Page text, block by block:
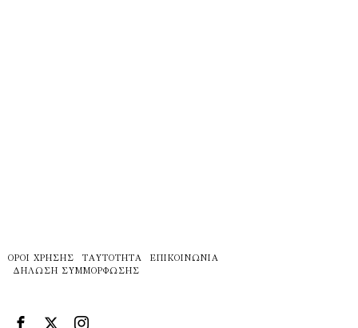
ΌΡΟΙ ΧΡΉΣΗΣ ΤΑΥΤΌΤΗΤΑ
ΕΠΙΚΟΙΝΩΝΊΑ
ΔΉΛΩΣΗ ΣΥΜΜΌΡΦΩΣΗΣ